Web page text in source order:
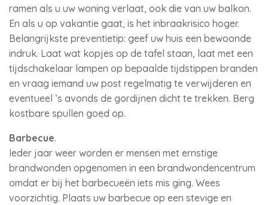
ramen als u uw woning verlaat, ook die van uw balkon.
En als u op vakantie gaat, is het inbraakrisico hoger.
Belangrijkste preventietip: geef uw huis een bewoonde
indruk. Laat wat kopjes op de tafel staan, laat met een
tijdschakelaar lampen op bepaalde tijdstippen branden
en vraag iemand uw post regelmatig te verwijderen en
eventueel ’s avonds de gordijnen dicht te trekken. Berg
kostbare spullen goed op.
Barbecue.
Ieder jaar weer worden er mensen met ernstige
brandwonden opgenomen in een brandwondencentrum
omdat er bij het barbecueën iets mis ging. Wees
voorzichtig. Plaats uw barbecue op een stevige en